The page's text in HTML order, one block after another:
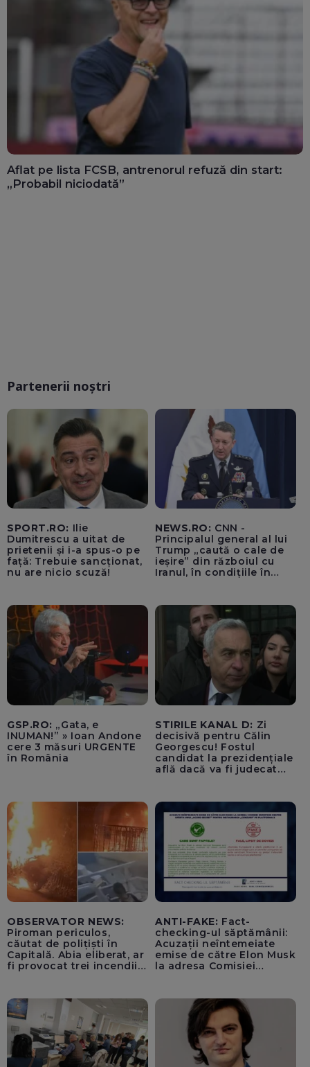
Aflat pe lista FCSB, antrenorul refuză din start:
„Probabil niciodată”
Partenerii noștri
SPORT.RO: Ilie
Dumitrescu a uitat de
prietenii și i-a spus-o pe
față: Trebuie sancționat,
nu are nicio scuză!
NEWS.RO: CNN -
Principalul general al lui
Trump „caută o cale de
ieșire” din războiul cu
Iranul, în condițiile în
GSP.RO: „Gata, e
INUMAN!” » Ioan Andone
cere 3 măsuri URGENTE
în România
STIRILE KANAL D: Zi
decisivă pentru Călin
Georgescu! Fostul
candidat la prezidențiale
află dacă va fi judecat
OBSERVATOR NEWS:
Piroman periculos,
căutat de polițiști în
Capitală. Abia eliberat, ar
fi provocat trei incendii
ANTI-FAKE: Fact-
checking-ul săptămânii:
Acuzații neîntemeiate
emise de către Elon Musk
la adresa Comisiei
pentru instaurarea
„cenzurii” pe platforma X